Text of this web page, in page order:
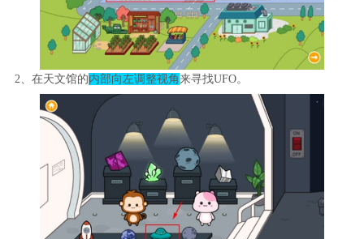
2、在天文馆的内部向左调整视角来寻找UFO。